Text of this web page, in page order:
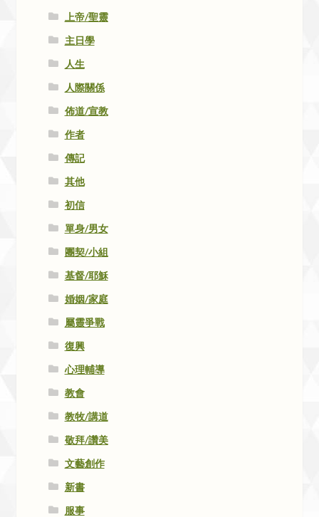
上帝/聖靈
主日學
人生
人際關係
佈道/宣教
作者
傳記
其他
初信
單身/男女
團契/小組
基督/耶穌
婚姻/家庭
屬靈爭戰
復興
心理輔導
教會
教牧/講道
敬拜/讚美
文藝創作
新書
服事